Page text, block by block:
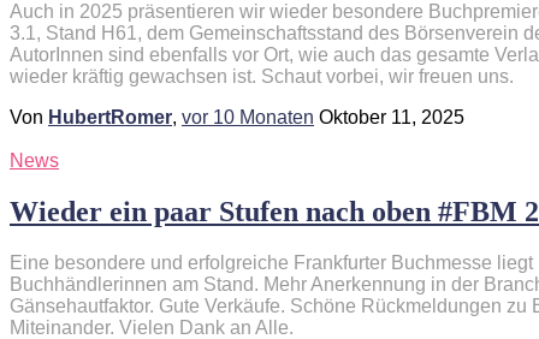
Auch in 2025 präsentieren wir wieder besondere
3.1, Stand H61, dem Gemeinschaftsstand des Börsenverein
AutorInnen sind ebenfalls vor Ort, wie auch das gesamte
wieder kräftig gewachsen ist. Schaut vorbei, wir freuen uns.
Von HubertRomer, vor 10 Monaten Oktober 11, 2025
News
Wieder ein paar Stufen nach oben #FBM
Eine besondere und erfolgreiche Frankfurter Buchmesse
Buchhändlerinnen am Stand. Mehr Anerkennung in der
Gänsehautfaktor. Gute Verkäufe. Schöne Rückmeldungen
Miteinander. Vielen Dank an Alle.